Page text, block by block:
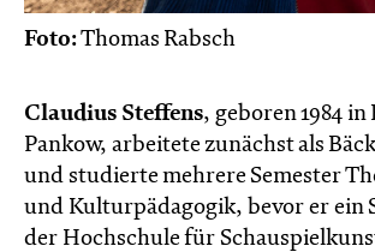
Foto:Thomas Rabsch
Claudius Steffens, geboren 1984
Pankow, arbeitete zunächst als
und studierte mehrere Semester
und Kulturpädagogik, bevor er ein
der Hochschule für